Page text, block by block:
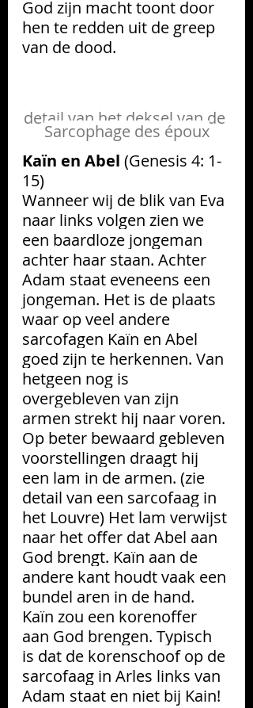
God zijn macht toont door
hen te redden uit de greep
van de dood.
detail van het deksel van de
Sarcophage des époux
Kaïn en Abel (Genesis 4: 1-
15)
Wanneer wij de blik van Eva
naar links volgen zien we
een baardloze jongeman
achter haar staan. Achter
Adam staat eveneens een
jongeman. Het is de plaats
waar op veel andere
sarcofagen Kaïn en Abel
goed zijn te herkennen. Van
hetgeen nog is
overgebleven van zijn
armen strekt hij naar voren.
Op beter bewaard gebleven
voorstellingen draagt hij
een lam in de armen. (zie
detail van een sarcofaag in
het Louvre) Het lam verwijst
naar het offer dat Abel aan
God brengt. Kaïn aan de
andere kant houdt vaak een
bundel aren in de hand.
Kaïn zou een korenoffer
aan God brengen. Typisch
is dat de korenschoof op de
sarcofaag in Arles links van
Adam staat en niet bij Kain!